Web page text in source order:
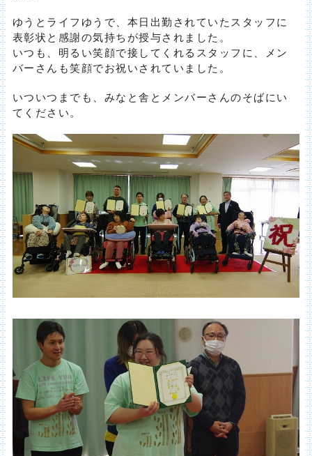
ゆうとライフゆうで、本日出勤されていたスタッフに
表彰状と感謝の気持ちが授与されました。
いつも、明るい笑顔で接してくれるスタッフに、メン
バーさんも笑顔でお祝いされていました。
いついつまでも、みなと舎とメンバーさんのそばにい
てください。